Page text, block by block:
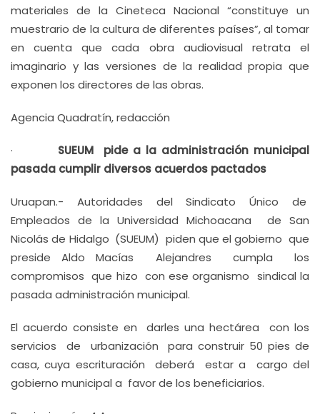
materiales de la Cineteca Nacional “constituye un
muestrario de la cultura de diferentes países”, al tomar
en cuenta que cada obra audiovisual retrata el
imaginario y las versiones de la realidad propia que
exponen los directores de las obras.
Agencia Quadratín, redacción
· SUEUM pide a la administración municipal
pasada cumplir diversos acuerdos pactados
Uruapan.- Autoridades del Sindicato Único de
Empleados de la Universidad Michoacana de San
Nicolás de Hidalgo (SUEUM) piden que el gobierno que
preside Aldo Macías Alejandres cumpla los
compromisos que hizo con ese organismo sindical la
pasada administración municipal.
El acuerdo consiste en darles una hectárea con los
servicios de urbanización para construir 50 pies de
casa, cuya escrituración deberá estar a cargo del
gobierno municipal a favor de los beneficiarios.